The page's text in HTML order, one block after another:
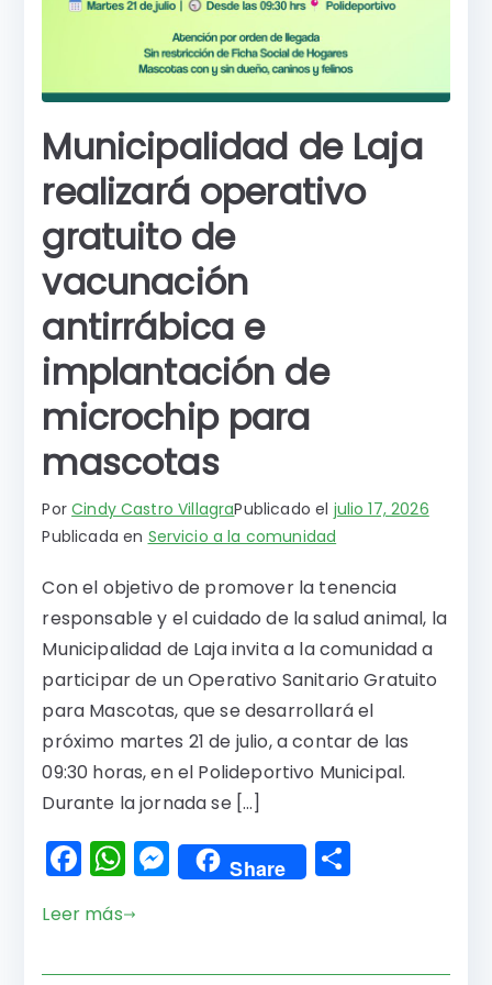
Municipalidad de Laja
realizará operativo
gratuito de
vacunación
antirrábica e
implantación de
microchip para
mascotas
PorCindy Castro VillagraPublicado el julio 17, 2026
Publicada en Servicio a la comunidad
Con el objetivo de promover la tenencia
responsable y el cuidado de la salud animal, la
Municipalidad de Laja invita a la comunidad a
participar de un Operativo Sanitario Gratuito
para Mascotas, que se desarrollará el
próximo martes 21 de julio, a contar de las
09:30 horas, en el Polideportivo Municipal.
Durante la jornada se […]
F
a
c
e
W
h
a
ts
M
e
s
Share
p
Leer más